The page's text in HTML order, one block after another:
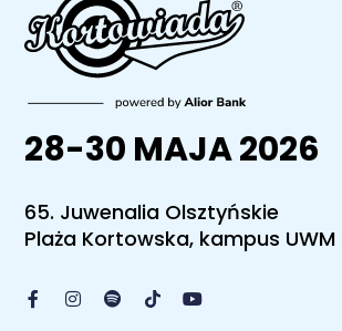
28-30 MAJA 2026
65. Juwenalia Olsztyńskie
Plaża Kortowska, kampus UWM